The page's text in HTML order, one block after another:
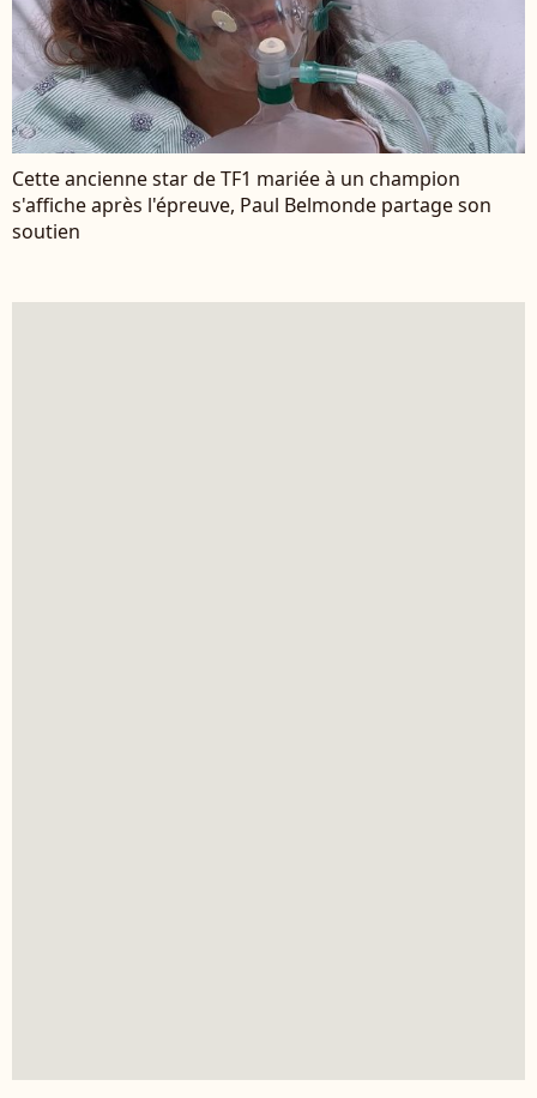
Cette ancienne star de TF1 mariée à un champion
s'affiche après l'épreuve, Paul Belmonde partage son
soutien